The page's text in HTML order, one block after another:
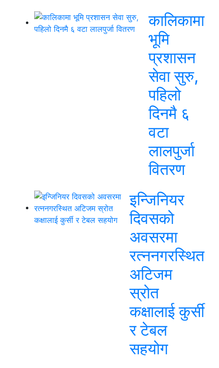
कालिकामा
भूमि
प्रशासन
सेवा सुरु,
पहिलो
दिनमै ६
वटा
लालपुर्जा
वितरण
इन्जिनियर
दिवसको
अवसरमा
रत्ननगरस्थित
अटिजम
स्रोत
कक्षालाई कुर्सी
र टेबल
सहयोग